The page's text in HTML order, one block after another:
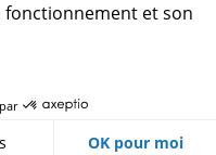
CNRS
fonctionnement et son
OK pour moi